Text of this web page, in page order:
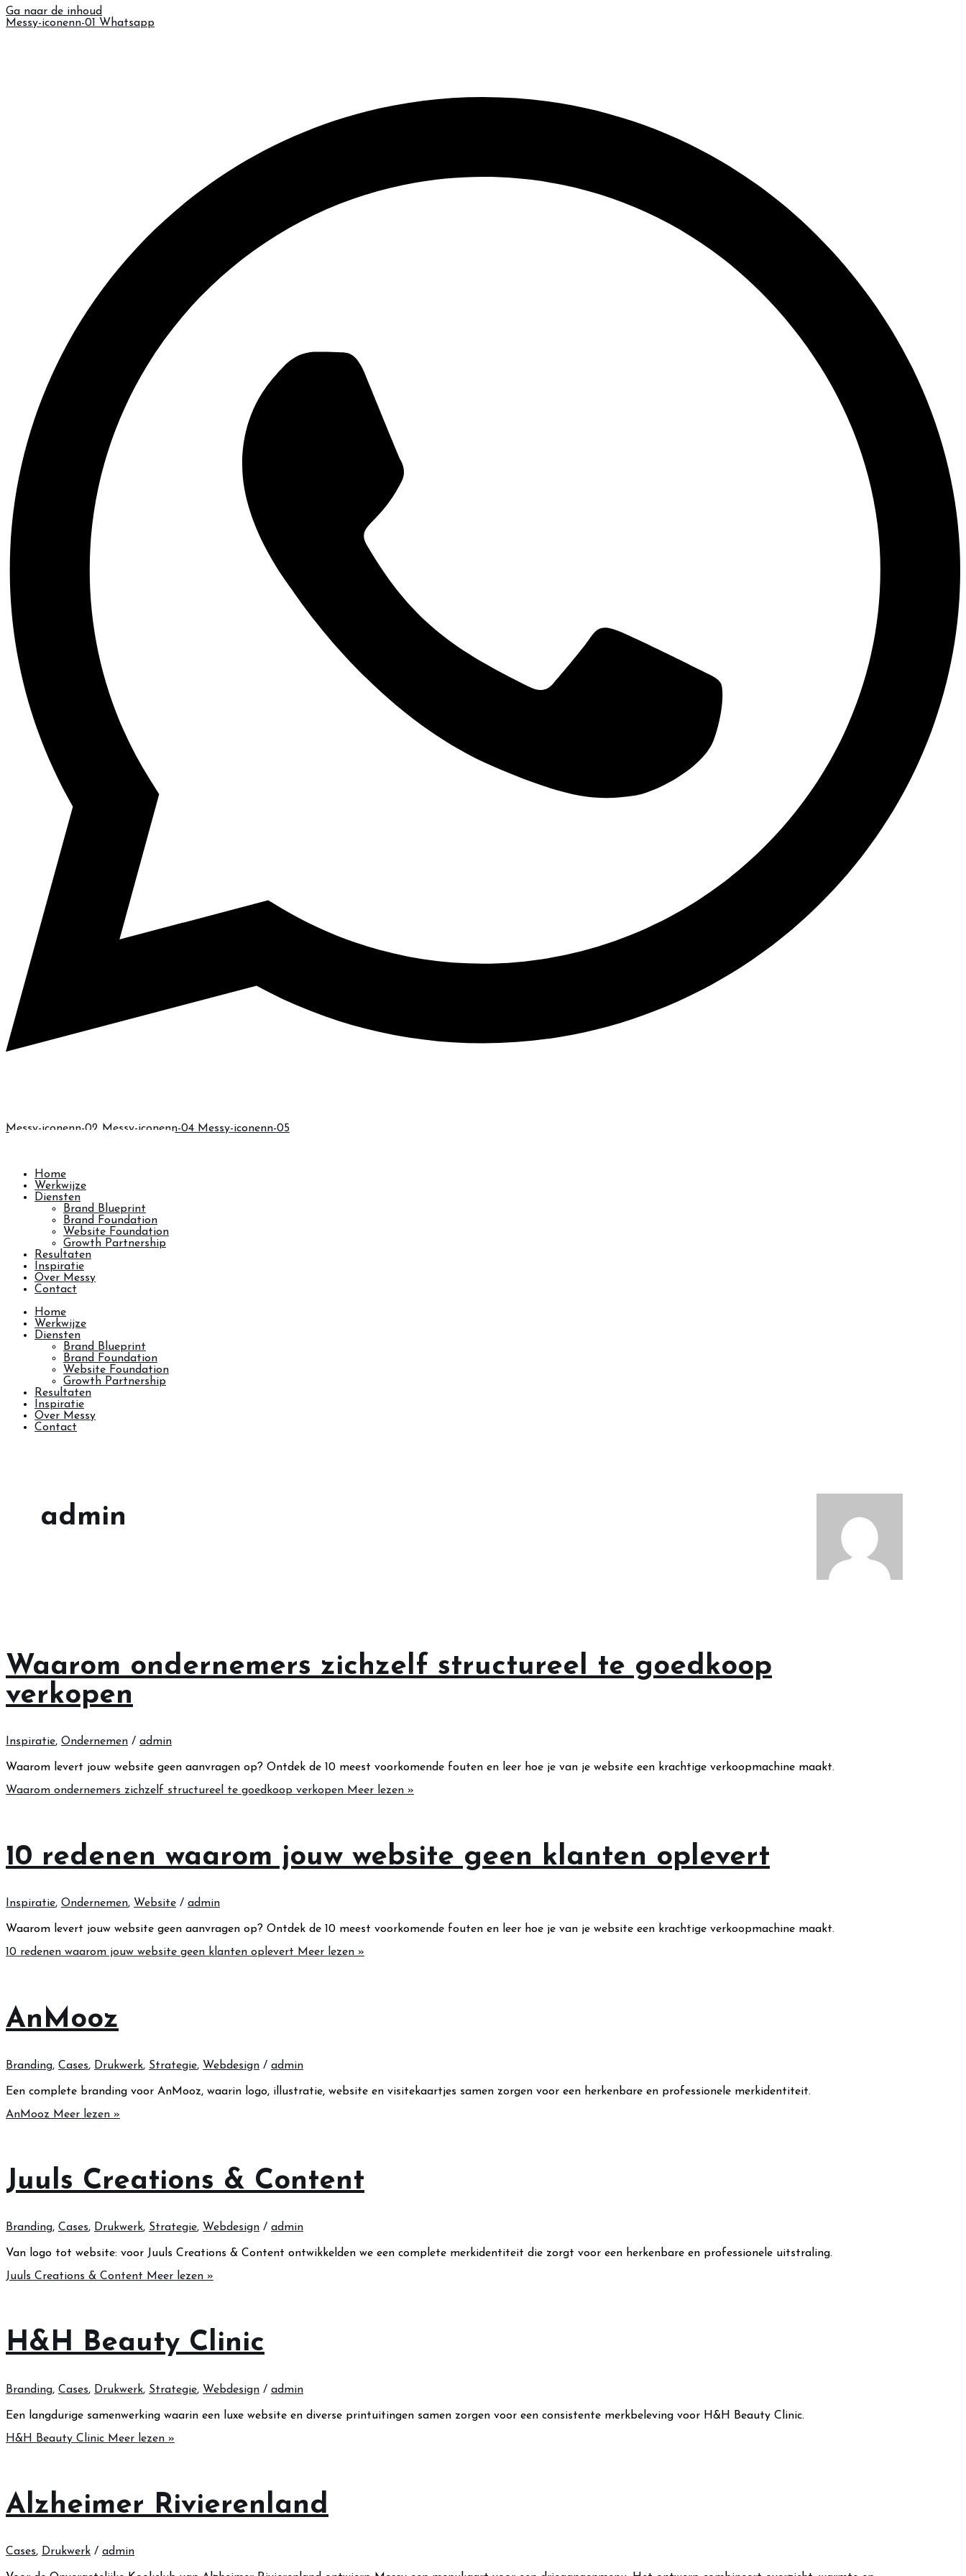
Ga naar de inhoud
Messy-iconenn-01 Whatsapp
Messy-iconenn-02 Messy-iconenn-04 Messy-iconenn-05
Home
Werkwijze
Diensten
Brand Blueprint
Brand Foundation
Website Foundation
Growth Partnership
Resultaten
Inspiratie
Over Messy
Contact
Home
Werkwijze
Diensten
Brand Blueprint
Brand Foundation
Website Foundation
Growth Partnership
Resultaten
Inspiratie
Over Messy
Contact
admin
Waarom ondernemers zichzelf structureel te goedkoop
verkopen
Inspiratie, Ondernemen / admin
Waarom levert jouw website geen aanvragen op? Ontdek de 10 meest voorkomende fouten en leer hoe je van je website een krachtige verkoopmachine maakt.
Waarom ondernemers zichzelf structureel te goedkoop verkopen Meer lezen »
10 redenen waarom jouw website geen klanten oplevert
Inspiratie, Ondernemen, Website / admin
Waarom levert jouw website geen aanvragen op? Ontdek de 10 meest voorkomende fouten en leer hoe je van je website een krachtige verkoopmachine maakt.
10 redenen waarom jouw website geen klanten oplevert Meer lezen »
AnMooz
Branding, Cases, Drukwerk, Strategie, Webdesign / admin
Een complete branding voor AnMooz, waarin logo, illustratie, website en visitekaartjes samen zorgen voor een herkenbare en professionele merkidentiteit.
AnMooz Meer lezen »
Juuls Creations & Content
Branding, Cases, Drukwerk, Strategie, Webdesign / admin
Van logo tot website: voor Juuls Creations & Content ontwikkelden we een complete merkidentiteit die zorgt voor een herkenbare en professionele uitstraling.
Juuls Creations & Content Meer lezen »
H&H Beauty Clinic
Branding, Cases, Drukwerk, Strategie, Webdesign / admin
Een langdurige samenwerking waarin een luxe website en diverse printuitingen samen zorgen voor een consistente merkbeleving voor H&H Beauty Clinic.
H&H Beauty Clinic Meer lezen »
Alzheimer Rivierenland
Cases, Drukwerk / admin